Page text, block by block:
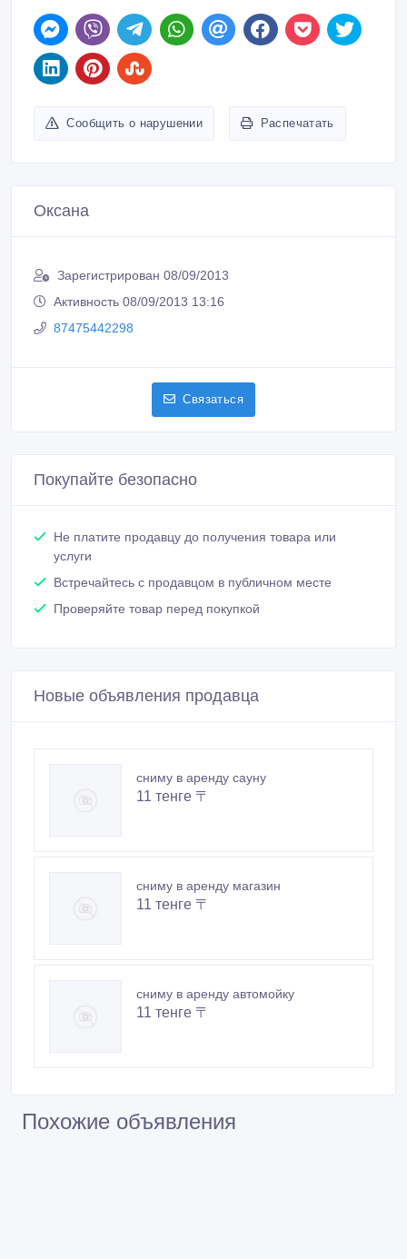
Сообщить о нарушении Распечатать
Оксана
Зарегистрирован 08/09/2013
Активность 08/09/2013 13:16
87475442298
Связаться
Покупайте безопасно
Не платите продавцу до получения товара или
услуги
Встречайтесь с продавцом в публичном месте
Проверяйте товар перед покупкой
Новые объявления продавца
сниму в аренду сауну
11 тенге 〒
сниму в аренду магазин
11 тенге 〒
сниму в аренду автомойку
11 тенге 〒
Похожие объявления